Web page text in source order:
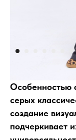
Особенностью
серых
создание
подчеркивает